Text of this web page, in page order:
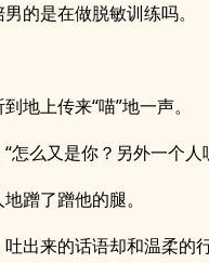
的是在做脱敏训练吗。
地上传来“喵”地一声。
怎么又是你？另外一个人
蹭了蹭他的腿。
出来的话语却和温柔的